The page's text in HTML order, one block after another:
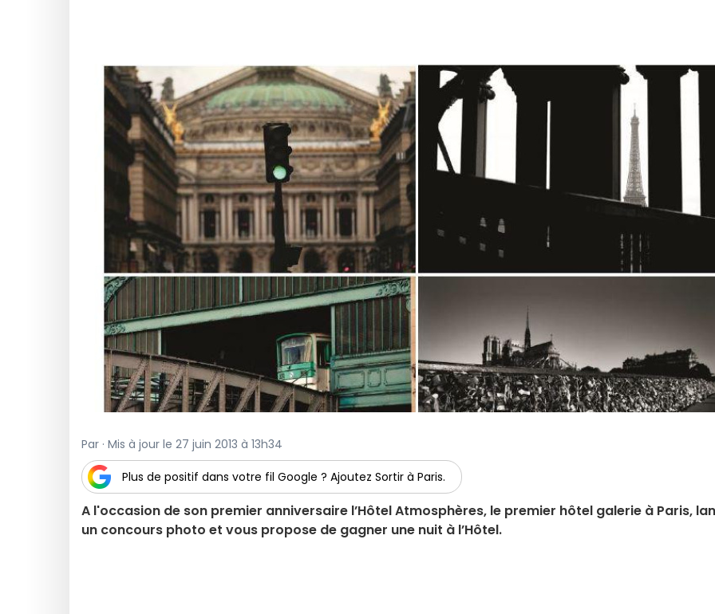
Par · Mis à jour le 27 juin 2013 à 13h34
Plus de positif dans votre fil Google ? Ajoutez Sortir à Paris.
A l'occasion de son premier anniversaire l’Hôtel Atmosphères, le premier hôtel galerie à Paris,
un concours photo et vous propose de gagner une nuit à l’Hôtel.